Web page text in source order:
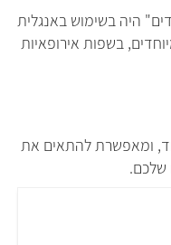
היה בשימוש באנגלית
לא מיוחדים, בשפות אירופאיות
ומאפשרת להתאים את
שלכם.